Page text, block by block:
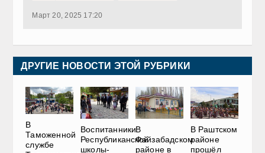
Март 20, 2025 17:20
ДРУГИЕ НОВОСТИ ЭТОЙ РУБРИКИ
В
Таможенной
службе
Воспитанники
Республиканской
школы-
В
Файзабадском
районе в
В Раштском
районе
прошёл